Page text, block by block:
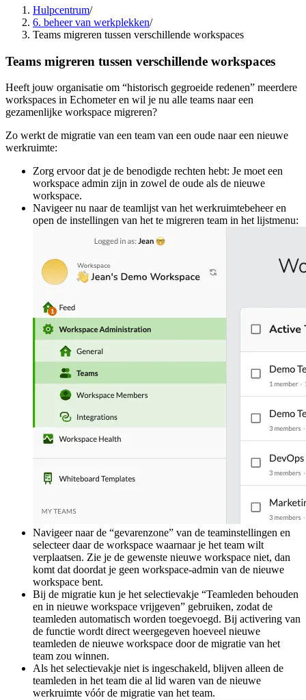
Hulpcentrum/
6. beheer van werkplekken/
Teams migreren tussen verschillende workspaces
Teams migreren tussen verschillende workspaces
Heeft jouw organisatie om “historisch gegroeide redenen” meerdere
workspaces in Echometer en wil je nu alle teams naar een
gezamenlijke workspace migreren?
Zo werkt de migratie van een team van een oude naar een nieuwe
werkruimte:
Zorg ervoor dat je de benodigde rechten hebt: Je moet een
workspace admin zijn in zowel de oude als de nieuwe
workspace.
Navigeer nu naar de teamlijst van het werkruimtebeheer en
open de instellingen van het te migreren team in het lijstmenu:
Navigeer naar de “gevarenzone” van de teaminstellingen en
selecteer daar de workspace waarnaar je het team wilt
verplaatsen. Zie je de gewenste nieuwe workspace niet, dan
komt dat doordat je geen workspace-admin van de nieuwe
workspace bent.
Bij de migratie kun je het selectievakje “Teamleden behouden
en in nieuwe workspace vrijgeven” gebruiken, zodat de
teamleden automatisch worden toegevoegd. Bij activering van
de functie wordt direct weergegeven hoeveel nieuwe
teamleden de nieuwe workspace door de migratie van het
team zou winnen.
Als het selectievakje niet is ingeschakeld, blijven alleen de
teamleden in het team die al lid waren van de nieuwe
werkruimte vóór de migratie van het team.